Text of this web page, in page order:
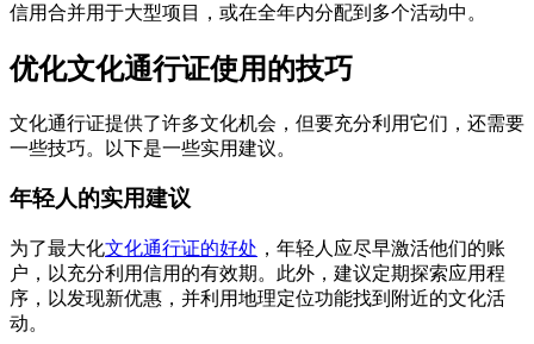
信用合并用于大型项目，或在全年内分配到多个活动中。
优化文化通行证使用的技巧
文化通行证提供了许多文化机会，但要充分利用它们，还需要
一些技巧。以下是一些实用建议。
年轻人的实用建议
为了最大化文化通行证的好处 ，年轻人应尽早激活他们的账
户，以充分利用信用的有效期。此外，建议定期探索应用程
序，以发现新优惠，并利用地理定位功能找到附近的文化活
动。